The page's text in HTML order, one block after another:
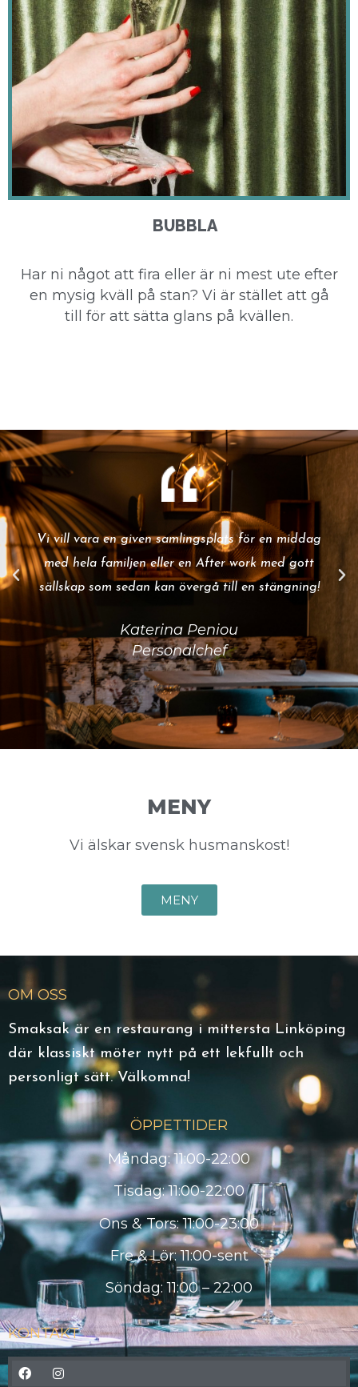
BUBBLA
Har ni något att fira eller är ni mest ute efter
en mysig kväll på stan? Vi är stället att gå
till för att sätta glans på kvällen.
Vi vill vara en given samlingsplats för en middag
med hela familjen eller en After work med gott
sällskap som sedan kan övergå till en stängning!
Katerina Peniou
Personalchef
MENY
Vi älskar svensk husmanskost!
MENY
OM OSS
Smaksak är en restaurang i mittersta Linköping
där klassiskt möter nytt på ett lekfullt och
personligt sätt. Välkomna!
ÖPPETTIDER
Måndag: 11:00-22:00
Tisdag: 11:00-22:00
Ons & Tors: 11:00-23:00
Fre & Lör: 11:00-sent
Söndag: 11:00 – 22:00
KONTAKT